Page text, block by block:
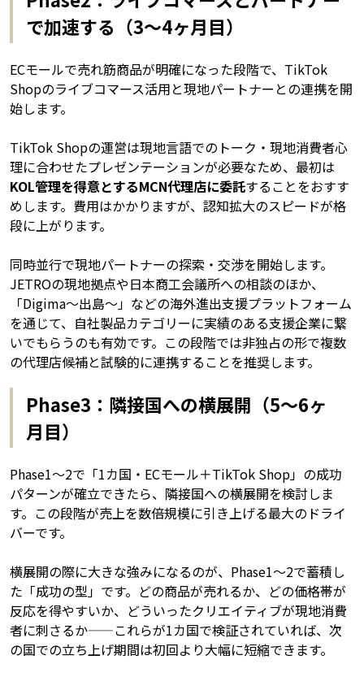
で加速する（3〜4ヶ月目）
ECモールで売れ筋商品が明確になった段階で、TikTok
Shopのライブコマース活用と現地パートナーとの連携を開
始します。
TikTok Shopの運営は現地言語でのトーク・現地消費者心
理に合わせたプレゼンテーションが必要なため、最初は
KOL管理を得意とするMCN代理店に委託することをおすす
めします。費用はかかりますが、認知拡大のスピードが格
段に上がります。
同時並行で現地パートナーの探索・交渉を開始します。
JETROの現地拠点や日本商工会議所への相談のほか、
「Digima〜出島〜」などの海外進出支援プラットフォーム
を通じて、自社製品カテゴリーに実績のある支援企業に繋
いでもらうのも有効です。この段階では非独占の形で複数
の代理店候補と試験的に連携することを推奨します。
Phase3：隣接国への横展開（5〜6ヶ
月目）
Phase1〜2で「1カ国・ECモール＋TikTok Shop」の成功
パターンが確立できたら、隣接国への横展開を検討しま
す。この段階が売上を数倍規模に引き上げる最大のドライ
バーです。
横展開の際に大きな強みになるのが、Phase1〜2で蓄積し
た「成功の型」です。どの商品が売れるか、どの価格帯が
反応を得やすいか、どういったクリエイティブが現地消費
者に刺さるか——これらが1カ国で検証されていれば、次
の国での立ち上げ期間は初回より大幅に短縮できます。